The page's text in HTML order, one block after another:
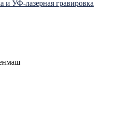
и УФ-лазерная гравировка